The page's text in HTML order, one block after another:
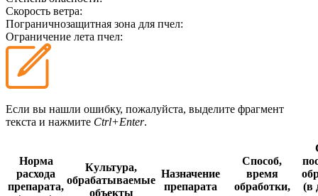
Скорость ветра:
Пограничнозащитная зона для пчел:
Ограничение лета пчел:
Если вы нашли ошибку, пожалуйста, выделите фрагмент
текста и нажмите Ctrl+Enter.
Норма
расхода
препарата,
Культура,
обрабатываемые
объекты
Назначение
препарата
Способ,
время
обработки,
(в